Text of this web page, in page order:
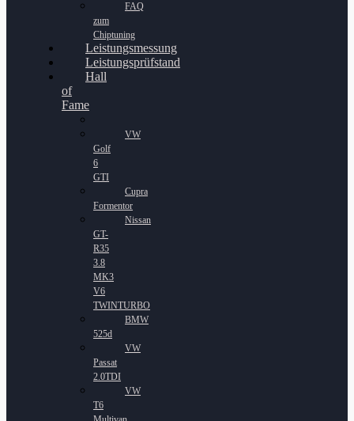
FAQ
zum
Chiptuning
Leistungsmessung
Leistungsprüfstand
Hall
of
Fame
VW
Golf
6
GTI
Cupra
Formentor
Nissan
GT-
R35
3.8
MK3
V6
TWINTURBO
BMW
525d
VW
Passat
2.0TDI
VW
T6